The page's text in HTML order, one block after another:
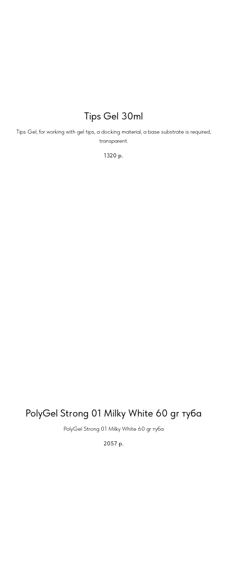
Tips Gel 30ml
Tips Gel, for working with gel tips, a docking material, a base substrate is required,
transparent.
1320 р.
PolyGel Strong 01 Milky White 60 gr туба
PolyGel Strong 01 Milky White 60 gr туба
2057 р.